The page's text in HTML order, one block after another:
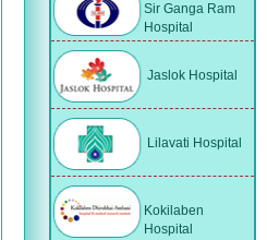
Sir Ganga Ram
Hospital
Jaslok Hospital
Lilavati Hospital
Kokilaben
Hospital